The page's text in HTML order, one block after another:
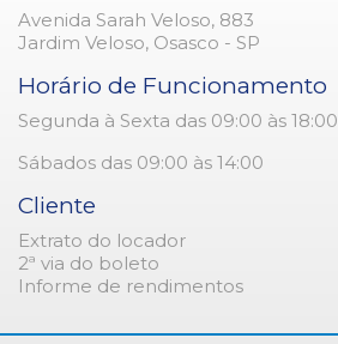
Avenida Sarah Veloso, 883
Jardim Veloso, Osasco - SP
Horário de Funcionamento
Segunda à Sexta das 09:00 às 18:00
Sábados das 09:00 às 14:00
Cliente
Extrato do locador
2ª via do boleto
Informe de rendimentos